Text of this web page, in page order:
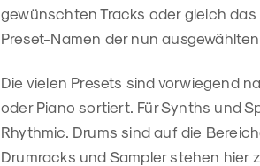
gewünschten Tracks oder gleich
Preset-Namen der nun
Die vielen Presets sind vorwiegend
oder Piano sortiert. Für Synths und
Rhythmic. Drums sind auf die
Drumracks und Sampler stehen hier